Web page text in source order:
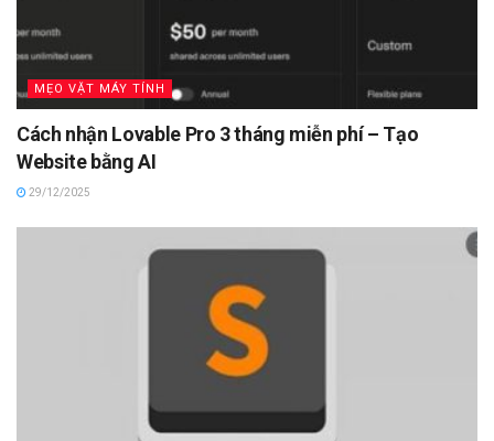
MẸO VẶT MÁY TÍNH
Cách nhận Lovable Pro 3 tháng miễn phí – Tạo
Website bằng AI
29/12/2025